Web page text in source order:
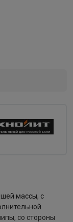
массы, с
со стороны